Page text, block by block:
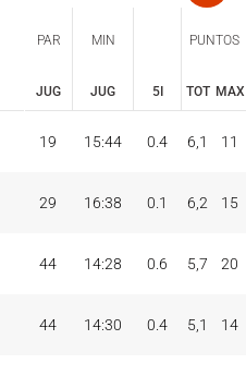
PAR MIN
5I
PUNTOS
JUG JUG TOT MAX
PAR MIN
5I
PUNTOS
19 15:44 0.4 6,1 11
29 16:38 0.1 6,2 15
44 14:28 0.6 5,7 20
44 14:30 0.4 5,1 14